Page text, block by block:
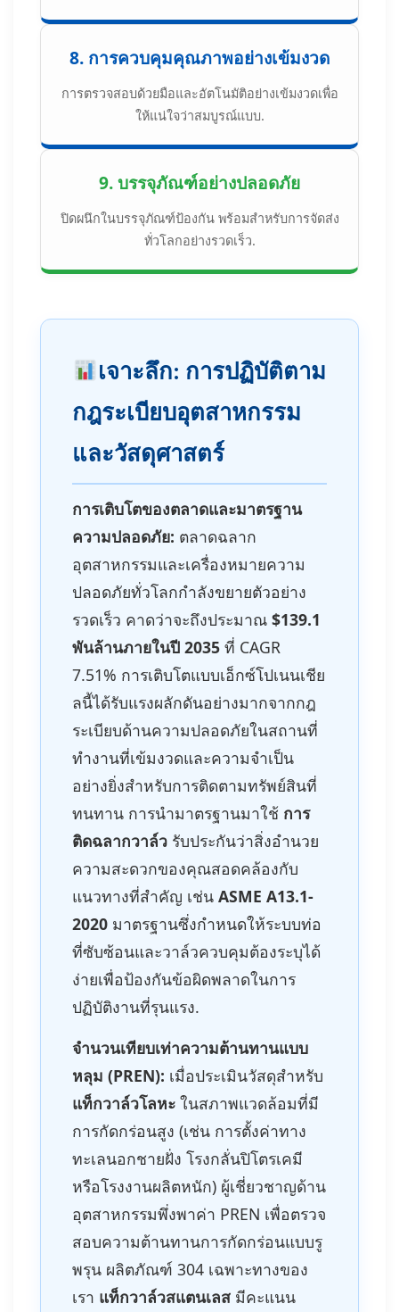
8. การควบคุมคุณภาพอย่างเข้มงวด
การตรวจสอบด้วยมือและอัตโนมัติอย่างเข้มงวดเพื่อ
ให้แน่ใจว่าสมบูรณ์แบบ.
9. บรรจุภัณฑ์อย่างปลอดภัย
ปิดผนึกในบรรจุภัณฑ์ป้องกัน พร้อมสำหรับการจัดส่ง
ทั่วโลกอย่างรวดเร็ว.
เจาะลึก: การปฏิบัติตาม
กฎระเบียบอุตสาหกรรม
และวัสดุศาสตร์
การเติบโตของตลาดและมาตรฐาน
ความปลอดภัย: ตลาดฉลาก
อุตสาหกรรมและเครื่องหมายความ
ปลอดภัยทั่วโลกกำลังขยายตัวอย่าง
รวดเร็ว คาดว่าจะถึงประมาณ $139.1
พันล้านภายในปี 2035 ที่ CAGR
7.51% การเติบโตแบบเอ็กซ์โปเนนเชีย
ลนี้ได้รับแรงผลักดันอย่างมากจากกฎ
ระเบียบด้านความปลอดภัยในสถานที่
ทำงานที่เข้มงวดและความจำเป็น
อย่างยิ่งสำหรับการติดตามทรัพย์สินที่
ทนทาน การนำมาตรฐานมาใช้ การ
ติดฉลากวาล์ว รับประกันว่าสิ่งอำนวย
ความสะดวกของคุณสอดคล้องกับ
แนวทางที่สำคัญ เช่น ASME A13.1-
2020 มาตรฐานซึ่งกำหนดให้ระบบท่อ
ที่ซับซ้อนและวาล์วควบคุมต้องระบุได้
ง่ายเพื่อป้องกันข้อผิดพลาดในการ
ปฏิบัติงานที่รุนแรง.
จำนวนเทียบเท่าความต้านทานแบบ
หลุม (PREN): เมื่อประเมินวัสดุสำหรับ
แท็กวาล์วโลหะ ในสภาพแวดล้อมที่มี
การกัดกร่อนสูง (เช่น การตั้งค่าทาง
ทะเลนอกชายฝั่ง โรงกลั่นปิโตรเคมี
หรือโรงงานผลิตหนัก) ผู้เชี่ยวชาญด้าน
อุตสาหกรรมพึ่งพาค่า PREN เพื่อตรวจ
สอบความต้านทานการกัดกร่อนแบบรู
พรุน ผลิตภัณฑ์ 304 เฉพาะทางของ
เรา แท็กวาล์วสแตนเลส มีคะแนน